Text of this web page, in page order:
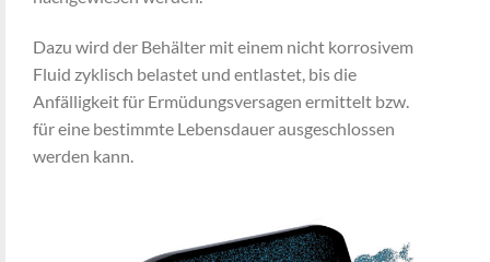
Dazu wird der Behälter mit einem nicht korrosivem
Fluid zyklisch belastet und entlastet, bis die
Anfälligkeit für Ermüdungsversagen ermittelt bzw.
für eine bestimmte Lebensdauer ausgeschlossen
werden kann.